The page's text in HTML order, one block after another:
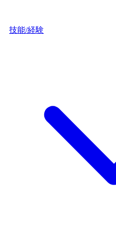
技能/経験